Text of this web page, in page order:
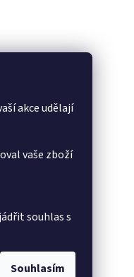
akce udělají
vaše zboží
souhlas s
Souhlasím